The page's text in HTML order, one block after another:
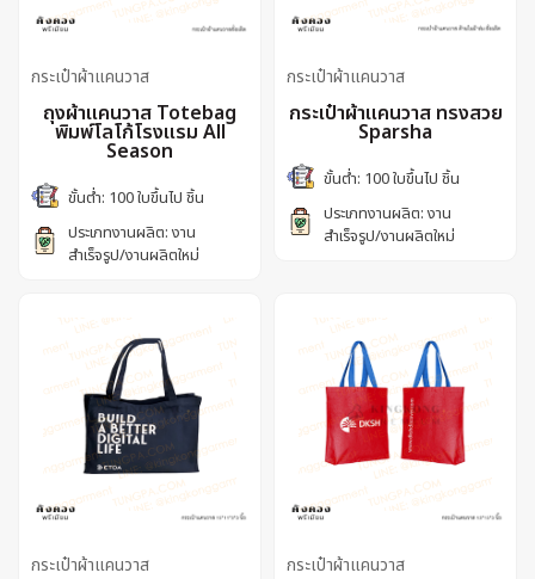
กระเป๋าผ้าแคนวาส
ถุงผ้าแคนวาส Totebag
พิมพ์โลโก้โรงแรม All
Season
ขั้นต่ำ: 100 ใบขึ้นไป ชิ้น
ประเภทงานผลิต: งาน
สำเร็จรูป/งานผลิตใหม่
กระเป๋าผ้าแคนวาส
กระเป๋าผ้าแคนวาส ทรงสวย
Sparsha
ขั้นต่ำ: 100 ใบขึ้นไป ชิ้น
ประเภทงานผลิต: งาน
สำเร็จรูป/งานผลิตใหม่
กระเป๋าผ้าแคนวาส กระเป๋าผ้าแคนวาส